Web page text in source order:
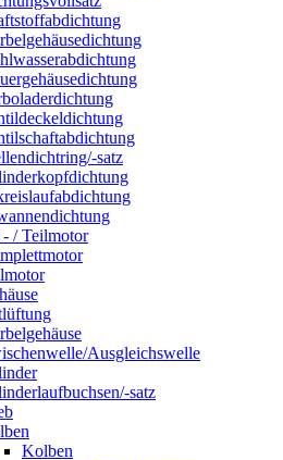
satz
/ Teilmotor
Ausgleichswelle
satz
Kolben